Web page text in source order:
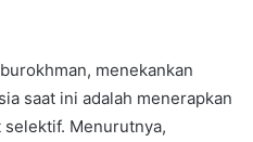
menekankan
saat ini adalah menerapkan
selektif. Menurutnya,